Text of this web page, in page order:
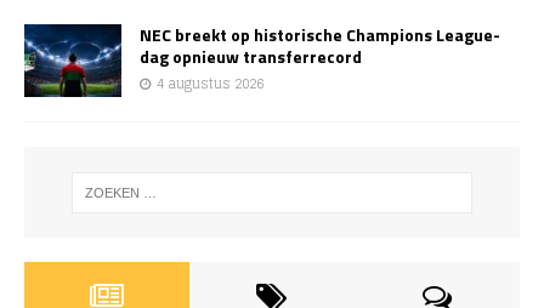
NEC breekt op historische Champions League-
dag opnieuw transferrecord
4 augustus 2026